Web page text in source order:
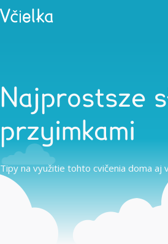
Najprostsze
przyimkami
Tipy na využitie tohto cvičenia doma aj